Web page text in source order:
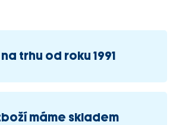
na trhu od roku 1991
máme skladem